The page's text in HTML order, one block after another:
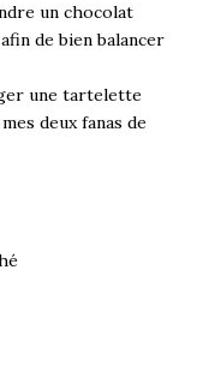
un chocolat
de bien balancer
une tartelette
deux fanas de